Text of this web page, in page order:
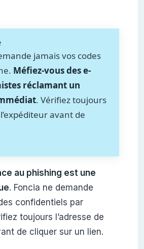
jamais vos codes
Méfiez-vous des e-
réclamant un
. Vérifiez toujours
avant de
au phishing est une
. Foncia ne demande
confidentiels par
toujours l’adresse de
de cliquer sur un lien.